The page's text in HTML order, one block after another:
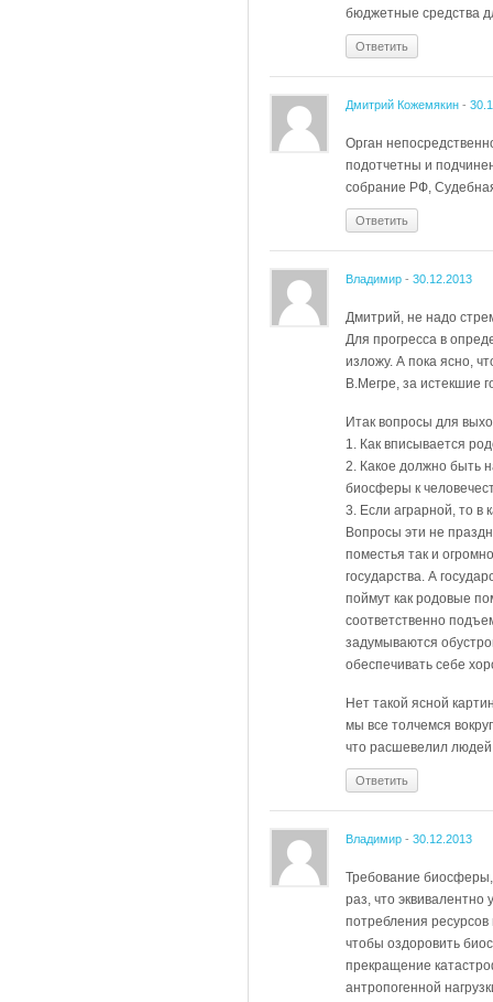
бюджетные средства
Ответить
Дмитрий Кожемякин -
Орган
подотчетны и
собрание РФ,
Ответить
Владимир - 30.12.2013
Дмитрий, не надо
Для прогресса в
изложу. А пока ясно,
В.Мегре, за истекшие
Итак вопросы для
1. Как вписывается
2. Какое должно быть
биосферы к
3. Если аграрной, то в
Вопросы эти не
поместья так и
государства. А
поймут как родовые
соответственно
задумываются
обеспечивать себе
Нет такой ясной
мы все толчемся
что расшевелил
Ответить
Владимир - 30.12.2013
Требование биосферы,
раз, что
потребления
чтобы оздоровить
прекращение
антропогенной